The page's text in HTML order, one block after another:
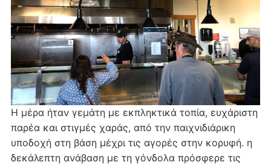
Η μέρα ήταν γεμάτη με εκπληκτικά τοπία, ευχάριστη
παρέα και στιγμές χαράς, από την παιχνιδιάρικη
υποδοχή στη βάση μέχρι τις αγορές στην κορυφή. η
δεκάλεπτη ανάβαση με τη γόνδολα πρόσφερε τις